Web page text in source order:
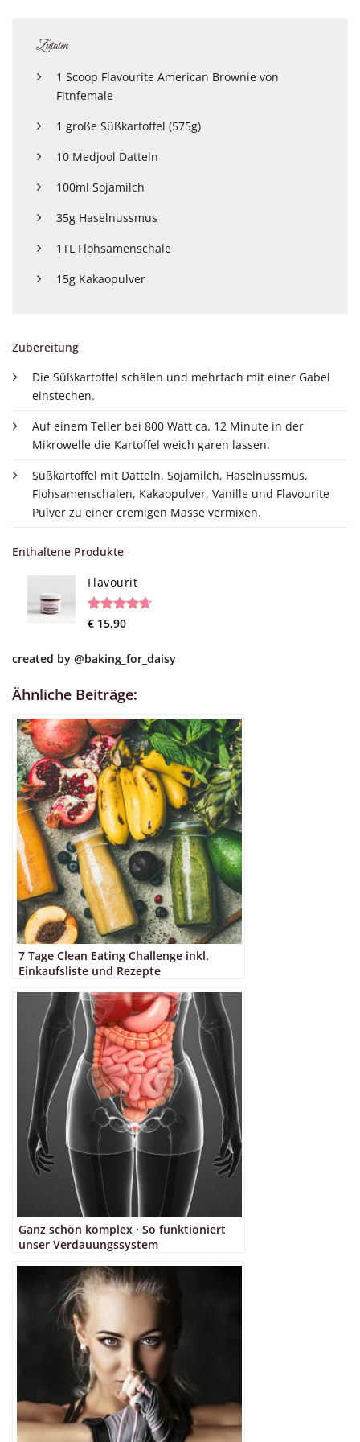
Zutaten
1 Scoop Flavourite American Brownie von
Fitnfemale
1 große Süßkartoffel (575g)
10 Medjool Datteln
100ml Sojamilch
35g Haselnussmus
1TL Flohsamenschale
15g Kakaopulver
Zubereitung
Die Süßkartoffel schälen und mehrfach mit einer Gabel
einstechen.
Auf einem Teller bei 800 Watt ca. 12 Minute in der
Mikrowelle die Kartoffel weich garen lassen.
Süßkartoffel mit Datteln, Sojamilch, Haselnussmus,
Flohsamenschalen, Kakaopulver, Vanille und Flavourite
Pulver zu einer cremigen Masse vermixen.
Enthaltene Produkte
Flavourit
Rated4.68
19
customer
€15,90
created by @baking_for_daisy
Ähnliche Beiträge:
7 Tage Clean Eating Challenge inkl.
Einkaufsliste und Rezepte
Ganz schön komplex · So funktioniert
unser Verdauungssystem